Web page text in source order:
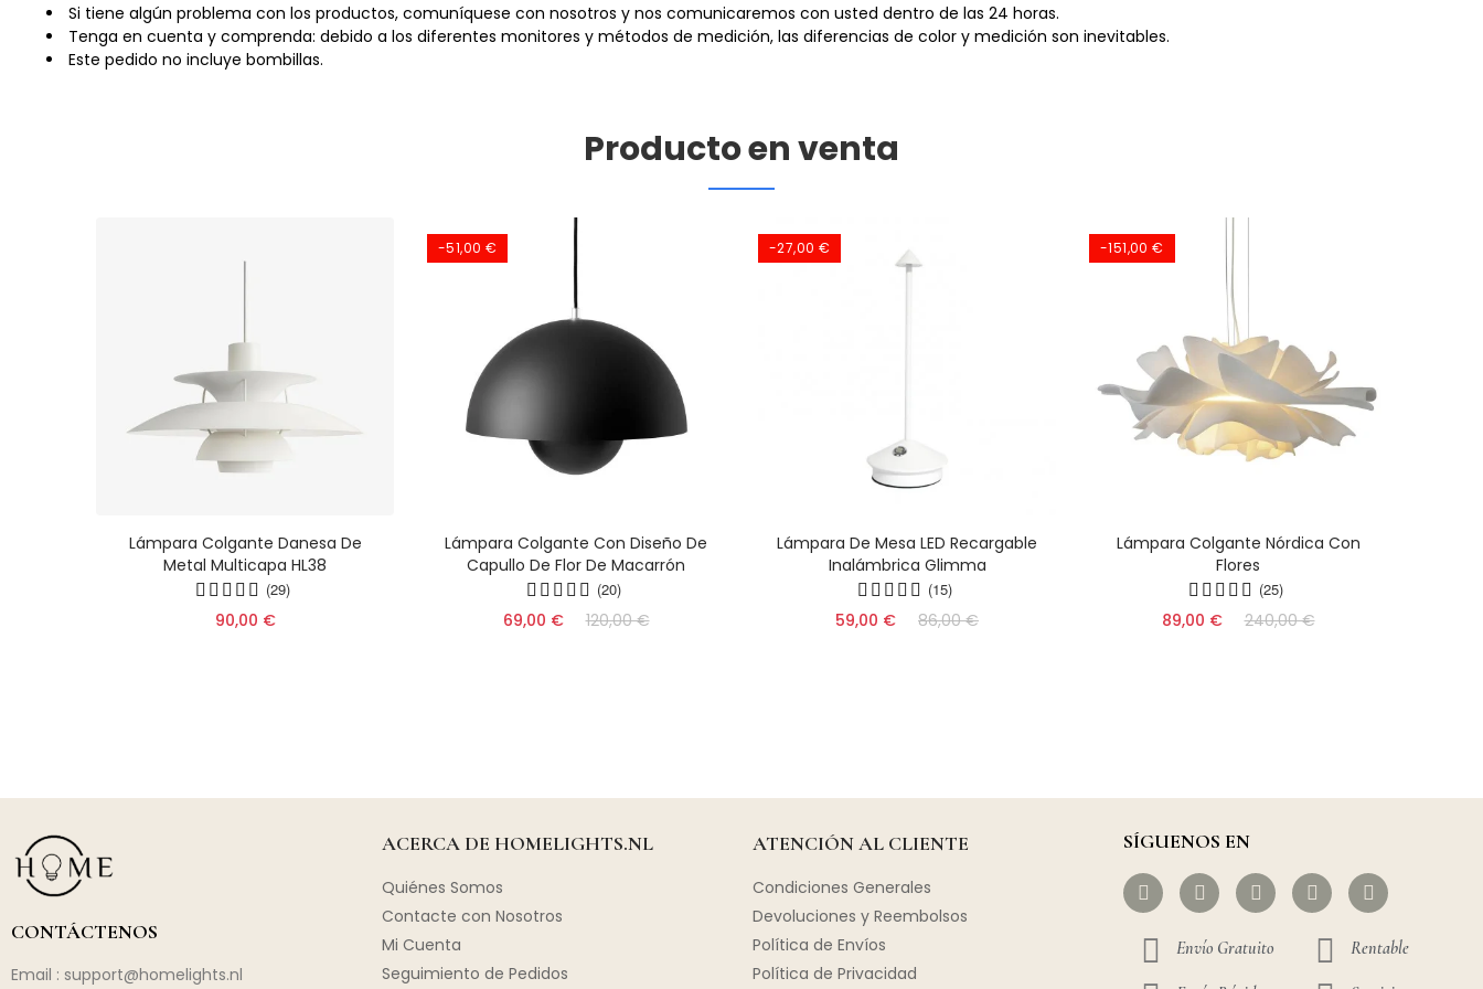
Si tiene algún problema con los productos, comuníquese con nosotros y nos comunicaremos con usted dentro de las 24 horas.
Tenga en cuenta y comprenda: debido a los diferentes monitores y métodos de medición, las diferencias de color y medición son inevitables.
Este pedido no incluye bombillas.
Producto en venta
Lámpara Colgante Danesa De
Metal Multicapa HL38
(29)
90,00 €
-51,00 €
Lámpara Colgante Con Diseño De
Capullo De Flor De Macarrón
(20)
69,00 € 120,00 €
-27,00 €
Lámpara De Mesa LED Recargable
Inalámbrica Glimma
(15)
59,00 € 86,00 €
-151,00 €
Lámpara Colgante Nórdica Con
Flores
(25)
89,00 € 240,00 €
CONTÁCTENOS
Email : support@homelights.nl
ACERCA DE HOMELIGHTS.NL
Quiénes Somos
Contacte con Nosotros
Mi Cuenta
Seguimiento de Pedidos
ATENCIÓN AL CLIENTE
Condiciones Generales
Devoluciones y Reembolsos
Política de Envíos
Política de Privacidad
SÍGUENOS EN
Envío Gratuito Rentable